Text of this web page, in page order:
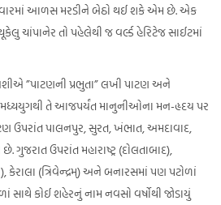
આળસ મરડીને બેઠો થઈ શકે એમ છે. એક
ચાંપાનેર તો પહેલેથી જ વર્લ્ડ હેરિટેજ સાઈટમાં
”પાટણની પ્રભુતા” લખી પાટણ અને
મધ્યયુગથી તે આજપર્યંત માનુનીઓના મન-હૃદય પર
ઉપરાંત પાલનપુર, સુરત, ખંભાત, અમદાવાદ,
ઉપરાંત મહારાષ્ટ્ર (દોલતાબાદ),
કેરાલા (ત્રિવેન્દ્રમ્) અને બનારસમાં પણ પટોળાં
સાથે કોઈ શહેરનું નામ નવસો વર્ષોથી જોડાયું